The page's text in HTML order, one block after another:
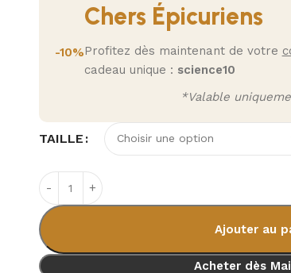
-10%
Chers Épicuriens
Profitez dès maintenant de votre
cadeau unique : science10
*Valable
TAILLE
Ajouter au
Acheter dès